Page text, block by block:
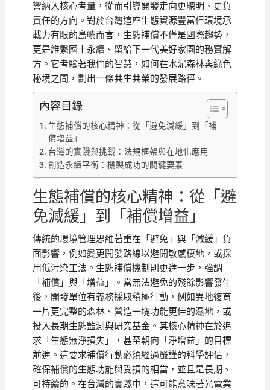
響納入核心考量，從而引導開發走向更聰明、更負
責任的方向。對於台灣這座生態資源豐富但環境承
載力有限的島嶼而言，生態補償不僅是國際趨勢，
更是維繫國土永續、留給下一代美好家園的務實解
方。它考驗著我們的智慧，如何在水泥森林與綠色
秘境之間，劃出一條共生共榮的發展路徑。
內容目錄
生態補償的核心精神：從「避免減緩」到「補
償增益」
台灣的實踐與挑戰：法規框架與在地化應用
創造永續平衡：機製成功的關鍵要素
生態補償的核心精神：從「避
免減緩」到「補償增益」
傳統的環境管理思維著重在「避免」與「減緩」負
面影響，例如變更開發路線以避開敏感棲地，或採
用低污染工法。生態補償機制則更進一步，強調
「補償」與「增益」。當無法避免的殘餘影響發生
後，開發單位有義務採取積極行動，例如異地復育
一片更完整的森林、營造一塊功能更佳的濕地，或
投入長期生態監測與研究基金。其核心精神在於追
求「生態無淨損失」，甚至朝向「淨增益」的目標
前進。這要求補償行動必須經過嚴謹的科學評估，
確保補償的生態功能與受損的相當，並且是長期、
可持續的。在台灣的實踐中，這可能意味著光電業